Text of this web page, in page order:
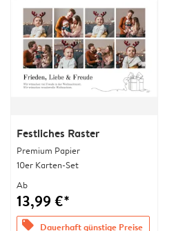
Festliches Raster
Premium Papier
10er Karten-Set
Ab
13,99 €*
offers Dauerhaft günstige Preise